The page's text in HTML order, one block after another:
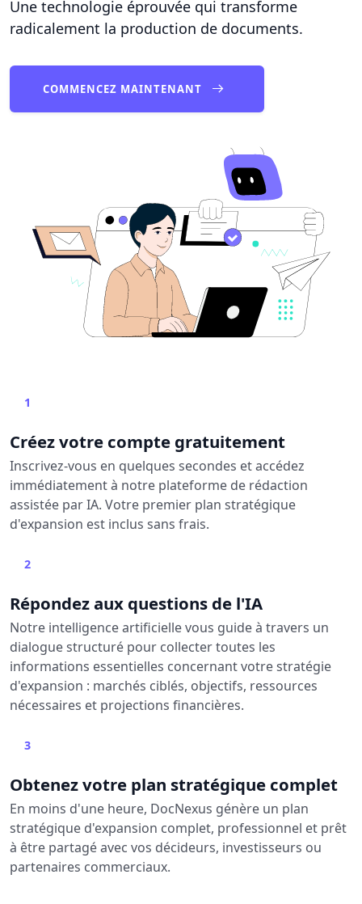
Une technologie éprouvée qui transforme
radicalement la production de documents.
COMMENCEZ MAINTENANT
1
Créez votre compte gratuitement
Inscrivez-vous en quelques secondes et accédez
immédiatement à notre plateforme de rédaction
assistée par IA. Votre premier plan stratégique
d'expansion est inclus sans frais.
2
Répondez aux questions de l'IA
Notre intelligence artificielle vous guide à travers un
dialogue structuré pour collecter toutes les
informations essentielles concernant votre stratégie
d'expansion : marchés ciblés, objectifs, ressources
nécessaires et projections financières.
3
Obtenez votre plan stratégique complet
En moins d'une heure, DocNexus génère un plan
stratégique d'expansion complet, professionnel et prêt
à être partagé avec vos décideurs, investisseurs ou
partenaires commerciaux.